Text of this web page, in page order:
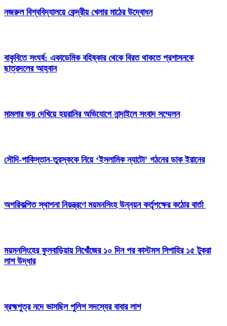
নজরুল বিশ্ববিদ্যালয়ে কেন্দ্রীয় খেলার মাঠের উদ্বোধন
বাকৃবিতে সংঘর্ষ: একাডেমিক বহিষ্কার থেকে বিরত থাকতে প্রশাসনকে
ছাত্রদলের আহ্বান
মামলার ভয় দেখিয়ে হয়রানির অভিযোগে নান্দাইলে সংবাদ সম্মেলন
সৌদি-পাকিস্তান-তুরস্ককে নিয়ে ‘ইসলামিক ন্যাটো’ গঠনের ডাক ইরানের
অপরিকল্পিত স্থাপনা নিয়ন্ত্রণে ময়মনসিংহ উন্নয়ন কর্তৃপক্ষের কঠোর বার্তা
ময়মনসিংহের ফুলবাড়িয়ায় নিখোঁজের ১০ দিন পর কাস্টমস সিপাহির ১৫ টুকরা
লাশ উদ্ধার
ব্রহ্মপুত্র নদে ভাসছিল পুলিশ সদস্যের বাবার লাশ